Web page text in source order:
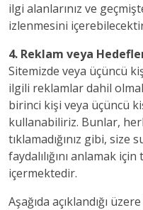
ilgi alanlarınız ve
izlenmesini
4. Reklam veya
Sitemizde veya üçüncü
ilgili reklamlar dahil
birinci kişi veya üçüncü
kullanabiliriz. Bunlar,
tıklamadığınız gibi,
faydalılığını anlamak
içermektedir.
Aşağıda açıklandığı